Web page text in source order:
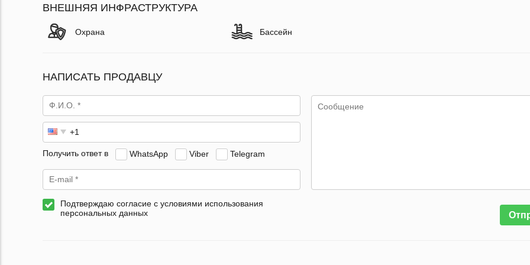
ВНЕШНЯЯ ИНФРАСТРУКТУРА
Охрана Бассейн
НАПИСАТЬ ПРОДАВЦУ
Получить ответ в WhatsApp Viber Telegram
Подтверждаю согласие с условиями использования
персональных данных